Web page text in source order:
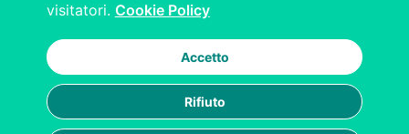
visitatori. Cookie Policy
Accetto
Rifiuto